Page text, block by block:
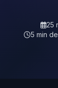
25
5 min